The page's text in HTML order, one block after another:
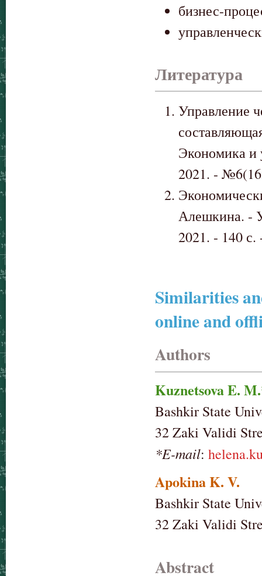
бизнес-
Литература
Управление
Экономика и
2021. -
Алешкина. -
2021. - 140
Similarities
online and
Authors
Kuznetsova E.
Bashkir State
32 Zaki Validi
*E-mail:
Apokina K. V.
Bashkir State
32 Zaki Validi
Abstract